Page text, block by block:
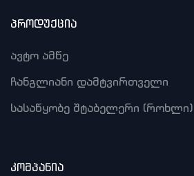
პროდუქცია
ავტო ამწე
ჩანგლიანი დამტვირთველი
სასაწყობე შტაბელერი (როხლი)
კომპანია